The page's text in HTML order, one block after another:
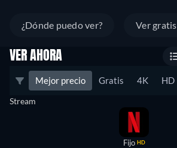
¿Dónde puedo ver? Ver gratis
VER AHORA
Mejor precio Gratis 4K HD
Stream
Fijo HD